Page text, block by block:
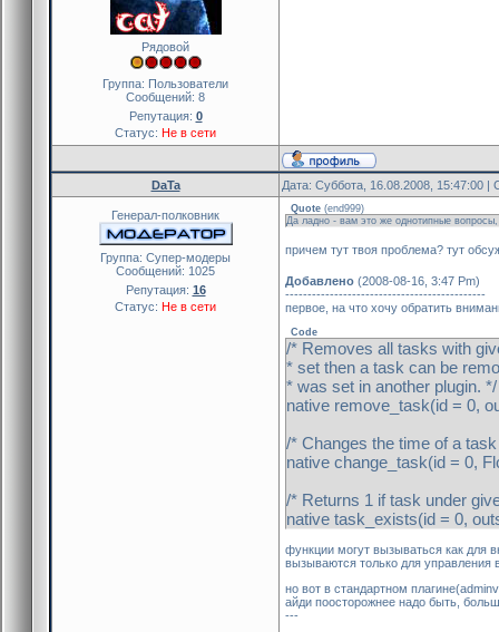
Рядовой
Группа: Пользователи
Сообщений: 8
Репутация: 0
Статус: Не в сети
DaTa Дата: Суббота, 16.08.2008, 15:47:00
Генерал-полковник
Группа: Cупер-модеры
Сообщений: 1025
Репутация: 16
Статус: Не в сети
Quote (end999)
Да ладно - вам это же однотипные
причем тут твоя проблема? тут
Добавлено (2008-08-16, 3:47 Pm)
---------------------------------------------
первое, на что хочу обратить
Code
/* Removes all tasks with
* set then a task can be
* was set in another plugin. */
native remove_task(id = 0,
/* Changes the time of a
native change_task(id = 0,
/* Returns 1 if task under
native task_exists(id = 0,
функции могут вызываться как для
вызываются только для управления
но вот в стандартном
айди поосторожнее надо быть,
---